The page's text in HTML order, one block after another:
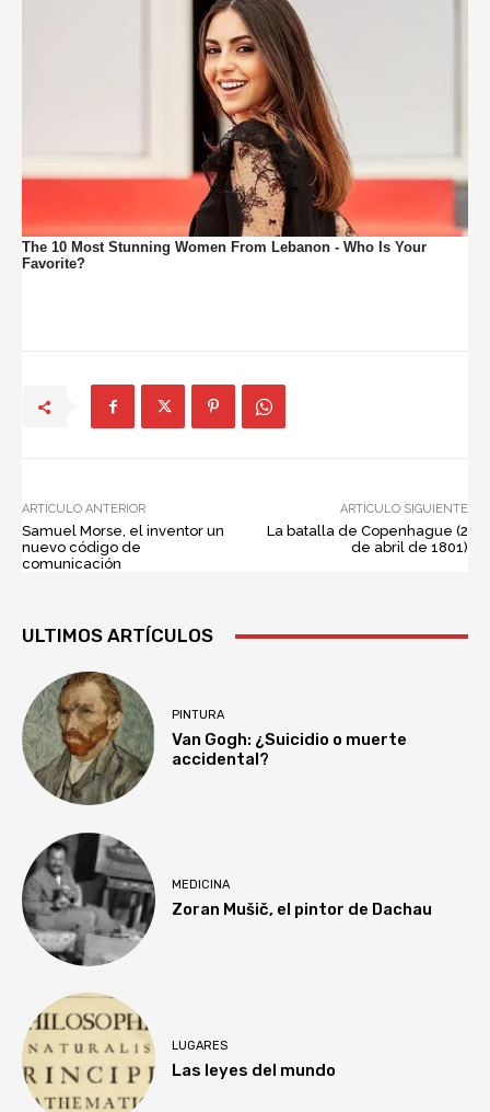
ARTÍCULO ANTERIOR
Samuel Morse, el inventor un
nuevo código de
comunicación
ARTÍCULO SIGUIENTE
La batalla de Copenhague (2
de abril de 1801)
ULTIMOS ARTÍCULOS
PINTURA
Van Gogh: ¿Suicidio o muerte
accidental?
MEDICINA
Zoran Mušič, el pintor de Dachau
LUGARES
Las leyes del mundo